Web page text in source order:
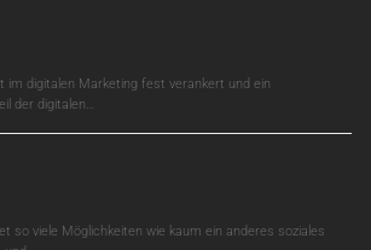
im digitalen Marketing fest verankert und ein
der digitalen…
so viele Möglichkeiten wie kaum ein anderes soziales